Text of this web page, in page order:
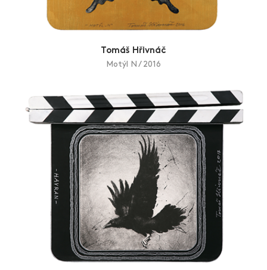
Tomáš Hřivnáč
Motýl N / 2016